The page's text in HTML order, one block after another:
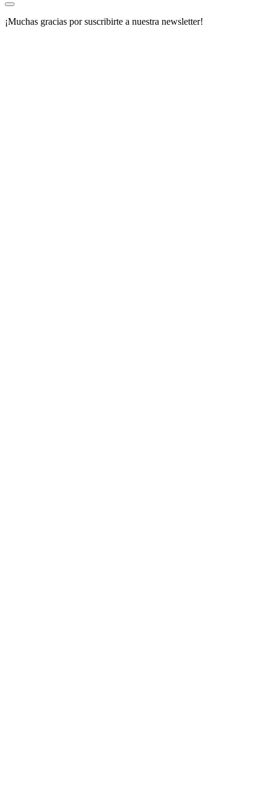
¡Muchas gracias por suscribirte a nuestra newsletter!